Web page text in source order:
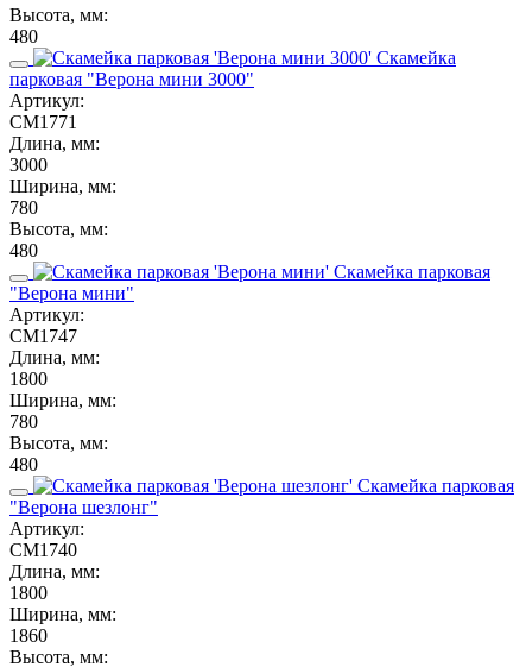
Высота, мм:
480
Скамейка
парковая "Верона мини 3000"
Артикул:
СМ1771
Длина, мм:
3000
Ширина, мм:
780
Высота, мм:
480
Скамейка парковая
"Верона мини"
Артикул:
СМ1747
Длина, мм:
1800
Ширина, мм:
780
Высота, мм:
480
Скамейка парковая
"Верона шезлонг"
Артикул:
СМ1740
Длина, мм:
1800
Ширина, мм:
1860
Высота, мм: